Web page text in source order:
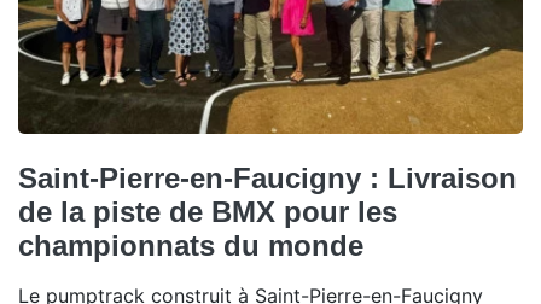
Saint-Pierre-en-Faucigny : Livraison
de la piste de BMX pour les
championnats du monde
Le pumptrack construit à Saint-Pierre-en-Faucigny